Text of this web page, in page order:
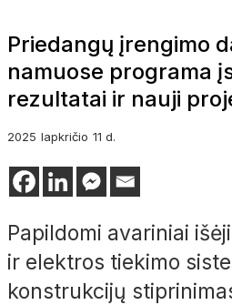
Priedangų įrengimo
namuose programa
rezultatai ir nauji
2025 lapkričio 11 d.
Papildomi avariniai
ir elektros tiekimo
konstrukcijų